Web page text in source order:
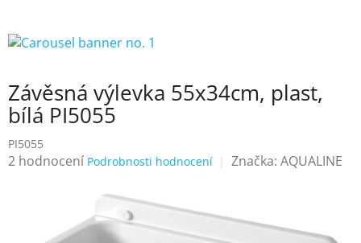
Závěsná výlevka 55x34cm, plast,
bílá PI5055
PI5055
Průměrné
2 hodnocení Podrobnosti hodnocení Značka: AQUALINE